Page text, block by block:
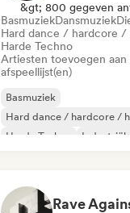
&gt; 800 gegeven
BasmuziekDansmuziek
Hard dance / hardcore /
Harde Techno
Artiesten toevoegen
afspeellijst(en)
Basmuziek
Hard dance / hardcore /
Harde Techno